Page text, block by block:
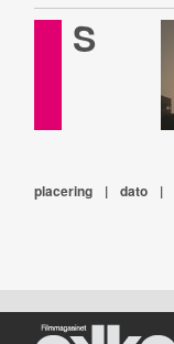
S
placering | dato |